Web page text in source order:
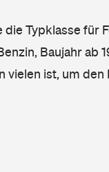
Typklasse für
Baujahr ab
vielen ist, um